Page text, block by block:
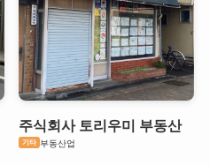
주식회사 토리우미 부동산
기타 부동산업